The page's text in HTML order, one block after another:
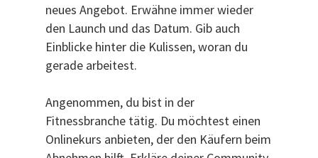
neues Angebot. Erwähne immer wieder
den Launch und das Datum. Gib auch
Einblicke hinter die Kulissen, woran du
gerade arbeitest.
Angenommen, du bist in der
Fitnessbranche tätig. Du möchtest einen
Onlinekurs anbieten, der den Käufern beim